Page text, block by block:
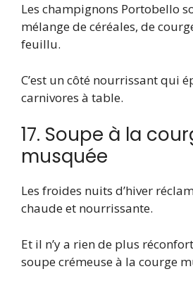
Les champignons Portobello
mélange de céréales, de
feuillu.
C’est un côté nourrissant qui
carnivores à table.
17. Soupe à la
musquée
Les froides nuits d’hiver
chaude et nourrissante.
Et il n’y a rien de plus
soupe crémeuse à la courge